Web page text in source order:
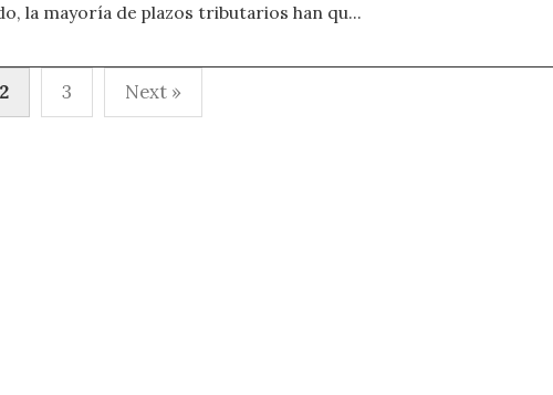
la mayoría de plazos tributarios han qu...
2 3 Next »